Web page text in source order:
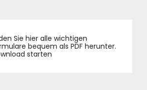
Sie hier alle wichtigen
bequem als PDF herunter.
starten